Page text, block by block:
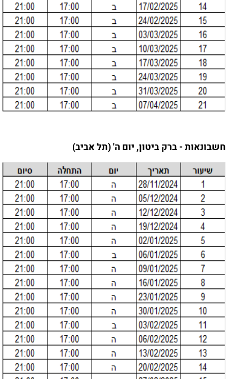
חשבונאות - ברק ביטון, יום ה' (תל אביב)